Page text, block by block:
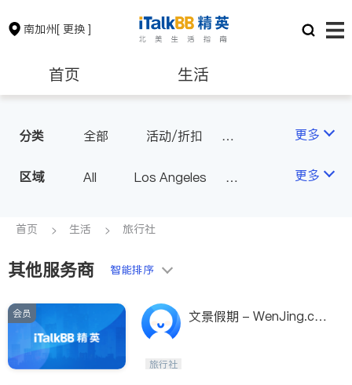
南加州[ 更换 ]
首页 生活
保险理财 房地产租售
银行贷款
建筑装修
非盈利组织
分类 全部
活动/折扣
物流
更多
区域 All
Los Angeles
Alhambra & San Gabriel
Diamond Bar & Covina
Rowland Heights & Hacienda H
ties
更多
首页 生活 旅行社
其他服务商 智能排序
会员
文景假期 - WenJing.co
旅行社